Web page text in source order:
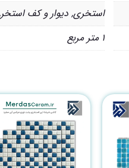
استخری, دیوار و کف استخر
1 متر مربع